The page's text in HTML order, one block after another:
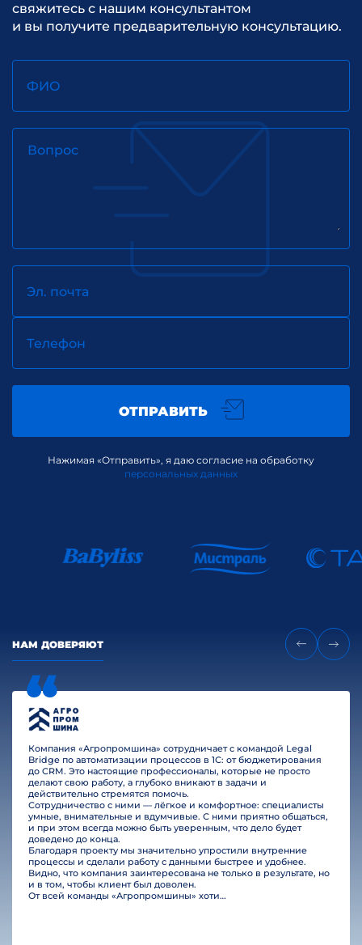
свяжитесь с нашим консультантом
и вы получите предварительную консультацию.
ФИО
Вопрос
Эл. почта
Телефон
ОТПРАВИТЬ
Нажимая «Отправить», я даю согласие на обработку
персональных данных
НАМ ДОВЕРЯЮТ
Компания «Агропромшина» сотрудничает с командой Legal
Bridge по автоматизации процессов в 1С: от бюджетирования
до CRM. Это настоящие профессионалы, которые не просто
делают свою работу, а глубоко вникают в задачи и
действительно стремятся помочь.
Сотрудничество с ними — лёгкое и комфортное: специалисты
умные, внимательные и вдумчивые. С ними приятно общаться,
и при этом всегда можно быть уверенным, что дело будет
доведено до конца.
Благодаря проекту мы значительно упростили внутренние
процессы и сделали работу с данными быстрее и удобнее.
Видно, что компания заинтересована не только в результате, но
и в том, чтобы клиент был доволен.
От всей команды «Агропромшины» хотим поблагодарить специалистов Legal Bridge за отличную работу и человеческое отношение.…